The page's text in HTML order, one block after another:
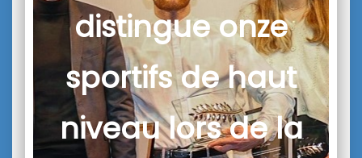
distingue onze
sportifs de haut
niveau lors de la